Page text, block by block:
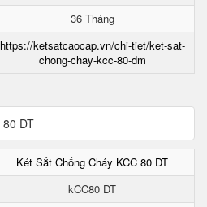
36 Tháng
https://ketsatcaocap.vn/chi-tiet/ket-sat-
chong-chay-kcc-80-dm
Két Sắt Chống Cháy KCC 80 DT
kCC80 DT